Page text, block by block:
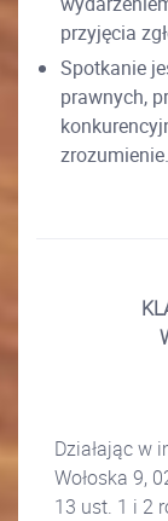
przyjęcia
Spotkanie
prawnych,
zrozumienie.
Działając w
Wołoska 9,
13 ust. 1 i 2